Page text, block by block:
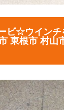
ビ☆ウイン
東根市 村